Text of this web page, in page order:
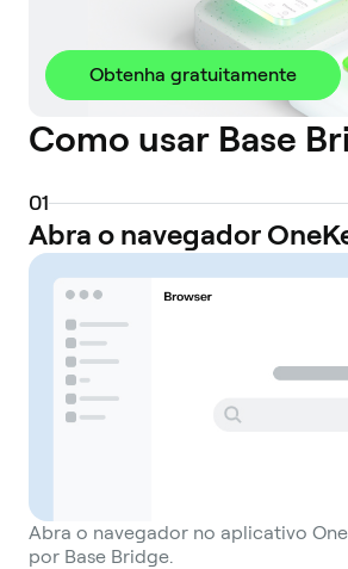
Obtenha gratuitamente
Como usar Base
01
Abra o navegador
Abra o navegador no aplicativo
por Base Bridge.